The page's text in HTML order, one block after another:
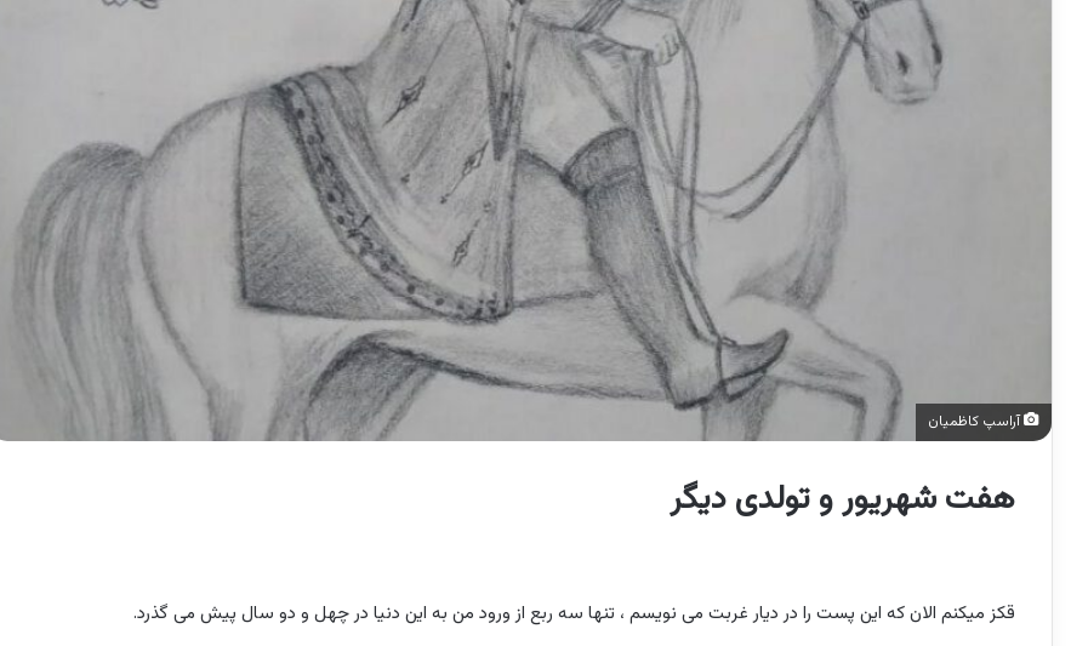
آراسپ کاظمیان
هفت شهریور و تولدی دیگر
قکز میکنم الان که این پست را در دیار غربت می نویسم ، تنها سه ربع از ورود من به این دنیا در چهل و دو سال پیش می گذرد.